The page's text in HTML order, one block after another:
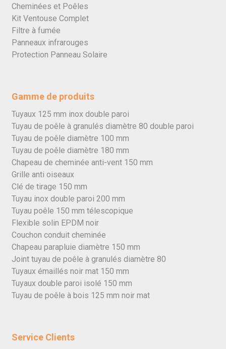
Cheminées et Poêles
Kit Ventouse Complet
Filtre à fumée
Panneaux infrarouges
Protection Panneau Solaire
Gamme de produits
Tuyaux 125 mm inox double paroi
Tuyau de poêle à granulés diamètre 80 double paroi
Tuyau de poêle diamètre 100 mm
Tuyau de poêle diamètre 180 mm
Chapeau de cheminée anti-vent 150 mm
Grille anti oiseaux
Clé de tirage 150 mm
Tuyau inox double paroi 200 mm
Tuyau poêle 150 mm télescopique
Flexible solin EPDM noir
Couchon conduit cheminée
Chapeau parapluie diamètre 150 mm
Joint tuyau de poêle à granulés diamètre 80
Tuyaux émaillés noir mat 150 mm
Tuyaux double paroi isolé 150 mm
Tuyau de poêle à bois 125 mm noir mat
Service Clients